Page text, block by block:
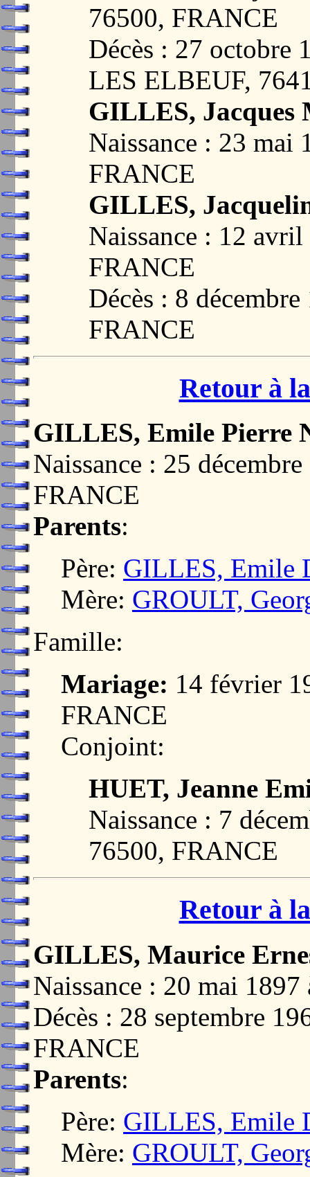
76500, FRANCE
Décès : 27
LES ELBEUF,
GILLES, Jacques
Naissance : 23
FRANCE
GILLES,
Naissance : 12
FRANCE
Décès : 8
FRANCE
Retour à
GILLES, Emile Pierre
Naissance : 25
FRANCE
Parents:
Père: GILLES, Emile
Mère: GROULT,
Famille:
Mariage: 14 février
FRANCE
Conjoint:
HUET, Jeanne
Naissance : 7
76500, FRANCE
Retour à
GILLES, Maurice
Naissance : 20 mai
Décès : 28 septembre
FRANCE
Parents:
Père: GILLES, Emile
Mère: GROULT,